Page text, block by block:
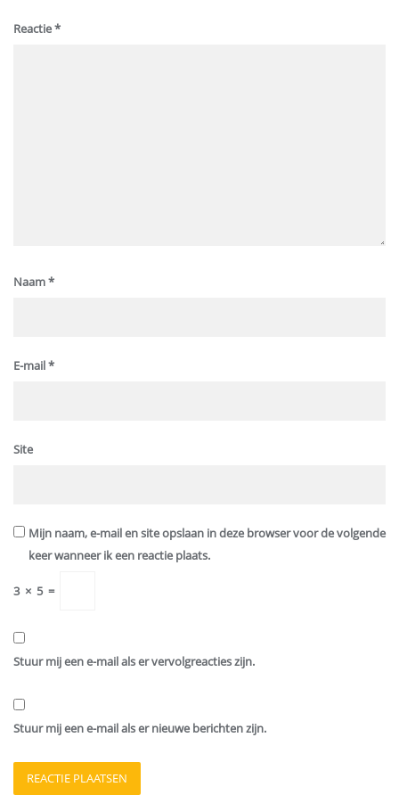
Reactie*
Naam*
E-mail*
Site
Mijn naam, e-mail en site opslaan in deze browser voor de volgende
keer wanneer ik een reactie plaats.
3 × 5 =
Stuur mij een e-mail als er vervolgreacties zijn.
Stuur mij een e-mail als er nieuwe berichten zijn.